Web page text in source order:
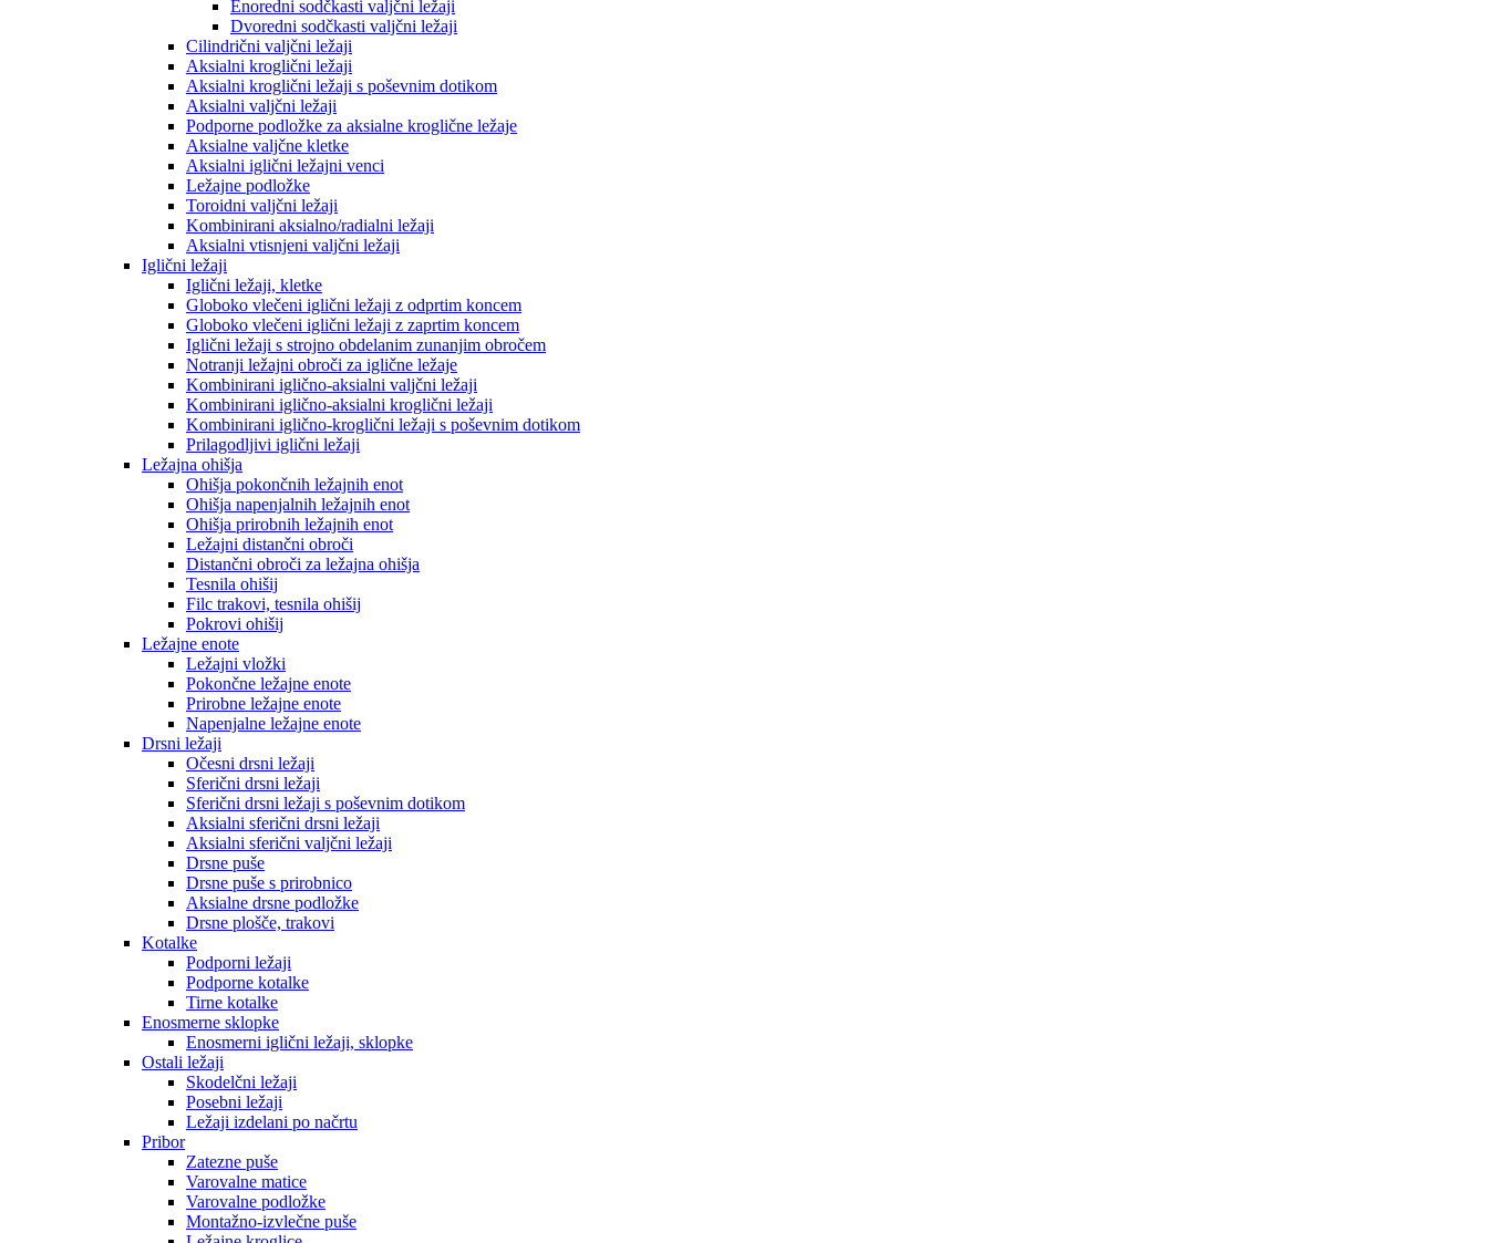
Enoredni sodčkasti valjčni ležaji
Dvoredni sodčkasti valjčni ležaji
Cilindrični valjčni ležaji
Aksialni kroglični ležaji
Aksialni kroglični ležaji s poševnim dotikom
Aksialni valjčni ležaji
Podporne podložke za aksialne kroglične ležaje
Aksialne valjčne kletke
Aksialni iglični ležajni venci
Ležajne podložke
Toroidni valjčni ležaji
Kombinirani aksialno/radialni ležaji
Aksialni vtisnjeni valjčni ležaji
Iglični ležaji
Iglični ležaji, kletke
Globoko vlečeni iglični ležaji z odprtim koncem
Globoko vlečeni iglični ležaji z zaprtim koncem
Iglični ležaji s strojno obdelanim zunanjim obročem
Notranji ležajni obroči za iglične ležaje
Kombinirani iglično-aksialni valjčni ležaji
Kombinirani iglično-aksialni kroglični ležaji
Kombinirani iglično-kroglični ležaji s poševnim dotikom
Prilagodljivi iglični ležaji
Ležajna ohišja
Ohišja pokončnih ležajnih enot
Ohišja napenjalnih ležajnih enot
Ohišja prirobnih ležajnih enot
Ležajni distančni obroči
Distančni obroči za ležajna ohišja
Tesnila ohišij
Filc trakovi, tesnila ohišij
Pokrovi ohišij
Ležajne enote
Ležajni vložki
Pokončne ležajne enote
Prirobne ležajne enote
Napenjalne ležajne enote
Drsni ležaji
Očesni drsni ležaji
Sferični drsni ležaji
Sferični drsni ležaji s poševnim dotikom
Aksialni sferični drsni ležaji
Aksialni sferični valjčni ležaji
Drsne puše
Drsne puše s prirobnico
Aksialne drsne podložke
Drsne plošče, trakovi
Kotalke
Podporni ležaji
Podporne kotalke
Tirne kotalke
Enosmerne sklopke
Enosmerni iglični ležaji, sklopke
Ostali ležaji
Skodelčni ležaji
Posebni ležaji
Ležaji izdelani po načrtu
Pribor
Zatezne puše
Varovalne matice
Varovalne podložke
Montažno-izvlečne puše